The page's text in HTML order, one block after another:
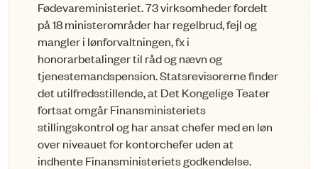
Fødevareministeriet. 73 virksom­hed­­er fordelt
på 18 ministerområder har regelbrud, fejl og
mangler i lønforvaltningen, fx i
honorarbetalinger til råd og nævn og
tjenestemands­pension. Statsrevisorerne finder
det utilfredsstillende, at Det Kongelige Teater
fortsat omgår Finansmi­nisteriets
stillingskontrol og har ansat chefer med en løn
over nive­au­et for kontorchefer uden at
indhente Finansministeriets godkendelse.